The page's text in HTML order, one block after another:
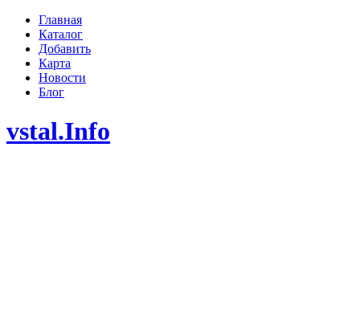
Главная
Каталог
Добавить
Карта
Новости
Блог
vstal.Info